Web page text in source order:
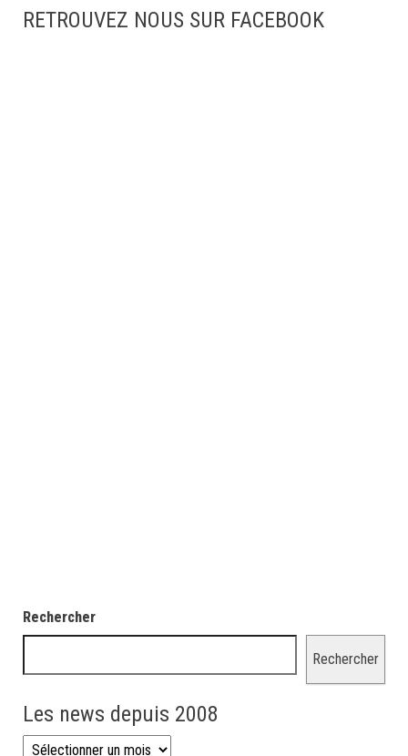
RETROUVEZ NOUS SUR FACEBOOK
Rechercher
Rechercher
Les news depuis 2008
Les news depuis 2008